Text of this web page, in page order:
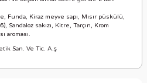
Funda, Kiraz meyve sapı, Mısır püskülü,
sakızı, Kitre, Tarçın, Krom
aroması.
San. Ve Tic. A.ş